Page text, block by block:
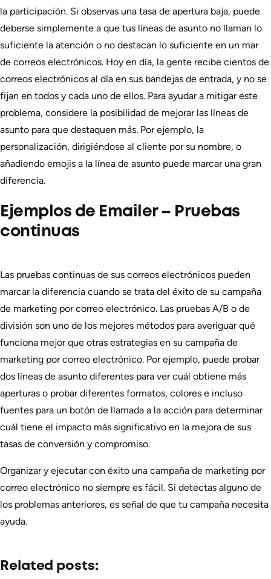
la participación. Si observas una tasa de apertura baja, puede
deberse simplemente a que tus líneas de asunto no llaman lo
suficiente la atención o no destacan lo suficiente en un mar
de correos electrónicos. Hoy en día, la gente recibe cientos de
correos electrónicos al día en sus bandejas de entrada, y no se
fijan en todos y cada uno de ellos. Para ayudar a mitigar este
problema, considere la posibilidad de mejorar las líneas de
asunto para que destaquen más. Por ejemplo, la
personalización, dirigiéndose al cliente por su nombre, o
añadiendo emojis a la línea de asunto puede marcar una gran
diferencia.
Ejemplos de Emailer – Pruebas
continuas
Las pruebas continuas de sus correos electrónicos pueden
marcar la diferencia cuando se trata del éxito de su campaña
de marketing por correo electrónico. Las pruebas A/B o de
división son uno de los mejores métodos para averiguar qué
funciona mejor que otras estrategias en su campaña de
marketing por correo electrónico. Por ejemplo, puede probar
dos líneas de asunto diferentes para ver cuál obtiene más
aperturas o probar diferentes formatos, colores e incluso
fuentes para un botón de llamada a la acción para determinar
cuál tiene el impacto más significativo en la mejora de sus
tasas de conversión y compromiso.
Organizar y ejecutar con éxito una campaña de marketing por
correo electrónico no siempre es fácil. Si detectas alguno de
los problemas anteriores, es señal de que tu campaña necesita
ayuda.
Related posts: